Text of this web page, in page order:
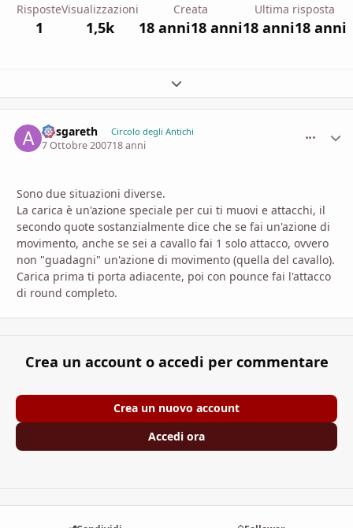
Risposte
1
Visualizzazioni
1,5k
Creata
18 anni18 anni
Ultima risposta
18 anni18 anni
Espandi panoramica del topic
Aesgareth Circolo degli Antichi
7 Ottobre 200718 anni
Sono due situazioni diverse.
La carica è un'azione speciale per cui ti muovi e attacchi, il
secondo quote sostanzialmente dice che se fai un'azione di
movimento, anche se sei a cavallo fai 1 solo attacco, ovvero
non "guadagni" un'azione di movimento (quella del cavallo).
Carica prima ti porta adiacente, poi con pounce fai l'attacco
di round completo.
Crea un account o accedi per commentare
Crea un nuovo account
Accedi ora